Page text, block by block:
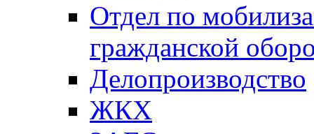
Отдел по
гражданской
Делопроизводство
ЖКХ